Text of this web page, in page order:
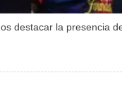
destacar la presencia